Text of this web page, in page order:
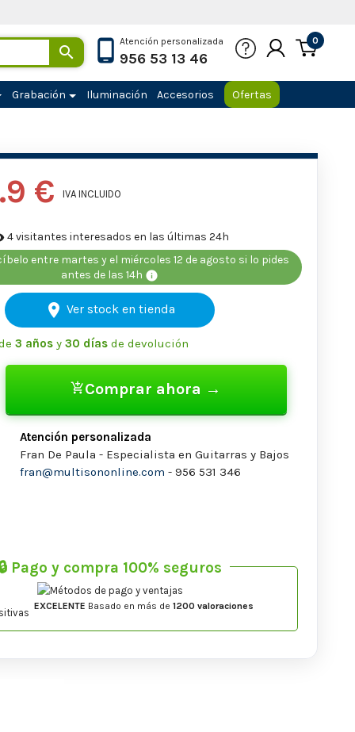

Atención personalizada
956 53 13 46
0
Grabación Iluminación Accesorios Ofertas
€ IVA INCLUIDO
4 visitantes interesados en las últimas 24h
entre martes y el miércoles 12 de agosto si lo pides
antes de las 14h info
location_on Ver stock en tienda
3 años y 30 días de devolución
add_shopping_cart Comprar ahora →
Atención personalizada
Fran De Paula - Especialista en Guitarras y Bajos
fran@multisononline.com - 956 531 346
Pago y compra 100% seguros
EXCELENTE Basado en más de 1200 valoraciones